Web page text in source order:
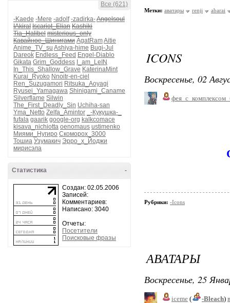
Все (621)
-Kaede -Mere -adolf -zadirka-Angelsoul
IAkiraI Iscariot_Elian Kashiki
Tia_Halibel misterious_only
Кавайное_Шинигами AgatRamAitie
Anime_TV_su Ashiya-hime Bugi-Jul
Dareok Endless_Feed Engel-Diablo
Gikata Grim_Goddess
I_am_LeIN
In_This_Shallow_Grave KaterinaMint
Kurai_Ryoko Nnoitr-en-ciel
Ren_Suzugamori Ritsuka_Aoyagi
Ryusei_Yamagawa Shinigami_Caname
Silverflame Silwin
The_First_Deadly_Sin Uchiha-san
Yma_Netto Zelfa_Amintor
_-Кукушка-_
fufala gaarik google-org kalkcomace
kisava_nichiotta oenomaus ustimenko
Миями_Нугиро Скоморох_3000
Тошиа Узумакич Эрро_х_Йоджи
мирисэла
-
Статистика
Создан: 02.05.2006
Записей:
Комментариев:
Написано: 3040
Отчеты:
Посетители
Поисковые фразы
Метки: аватары renji abarai
ICONS
Воскресенье, 02
Рубрики: -Icons
АВАТАРЫ
Воскресенье, 25
iceme ( -Bleach)